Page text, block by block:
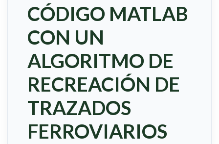
CÓDIGO MATLAB
CON UN
ALGORITMO DE
RECREACIÓN DE
TRAZADOS
FERROVIARIOS